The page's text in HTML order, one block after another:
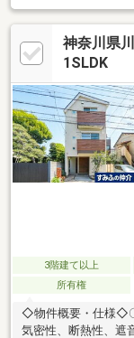
保できます。リビン
す！◆玄関は自転車
さ！◇1階部分のサー
す。応接室としても
面がバルコニーに接
はペアガラスになっ
神奈川県
1SLDK
3階建て以上
所有権
◇物件概要・仕様◇
気密性、断熱性、遮